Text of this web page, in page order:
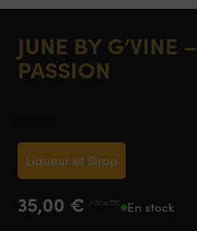
JUNE BY G’VINE
PASSION
35,00 € / 70 cl TTC En stock
Liqueur et Sirop